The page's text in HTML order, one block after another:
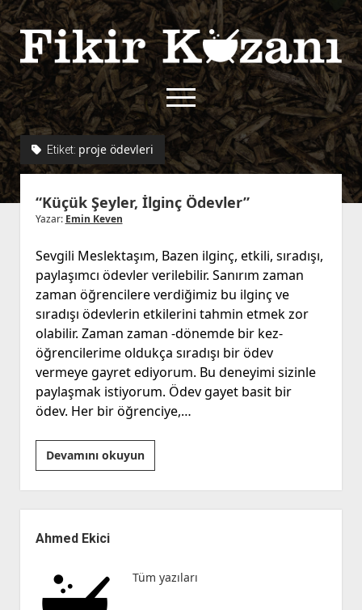
Fikir
Kazanı
menüyü
aç
twitterfacebook
rss
menüyü
Kullanım Koşulları
Çerez Politikası
İletişim
Kurallar
Etiket: proje ödevleri
“Küçük Şeyler, İlginç Ödevler”
Yazar: Emin Keven
Sevgili Meslektaşım, Bazen ilginç, etkili, sıradışı,
paylaşımcı ödevler verilebilir. Sanırım zaman
zaman öğrencilere verdiğimiz bu ilginç ve
sıradışı ödevlerin etkilerini tahmin etmek zor
olabilir. Zaman zaman -dönemde bir kez-
öğrencilerime oldukça sıradışı bir ödev
vermeye gayret ediyorum. Bu deneyimi sizinle
paylaşmak istiyorum. Ödev gayet basit bir
ödev. Her bir öğrenciye,…
Devamını okuyun“Küçük
Şeyler,
İlginç
Ödevler”
Menü
Ahmed Ekici
Tüm yazıları